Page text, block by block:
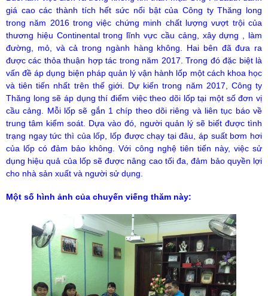
giá cao các thành tích hết sức nổi bật của Công ty Thăng long
trong năm 2016 trong việc chứng minh chất lượng vượt trội của
thương hiệu Continental trong lĩnh vực cầu cảng, xây dựng , làm
đường, mỏ, và cả trong ngành hàng không. Hai bên đã đưa ra
được các thỏa thuận hợp tác trong năm 2017. Trong đó đặc biệt là
vấn đề áp dụng biện pháp quản lý vận hành lốp một cách khoa học
và tiên tiến nhất trên thế giới. Dự kiến trong năm 2017, Công ty
Thăng long sẽ áp dụng thí điểm việc theo dõi lốp tại một số đơn vị
cầu cảng. Mỗi lốp sẽ gắn 1 chíp theo dõi riêng và liên tục báo về
trung tâm kiểm soát. Dựa vào đó, người quản lý sẽ biết được tình
trạng ngay tức thì của lốp, lốp được chạy tại đâu, áp suất bơm hơi
của lốp có đảm bảo không. Với công nghệ tiên tiến này, việc sử
dụng hiệu quả của lốp sẽ được nâng cao tối đa, đảm bảo quyền lợi
cho nhà sản xuất và người sử dụng.
Một số hình ảnh của chuyến viếng thăm này: